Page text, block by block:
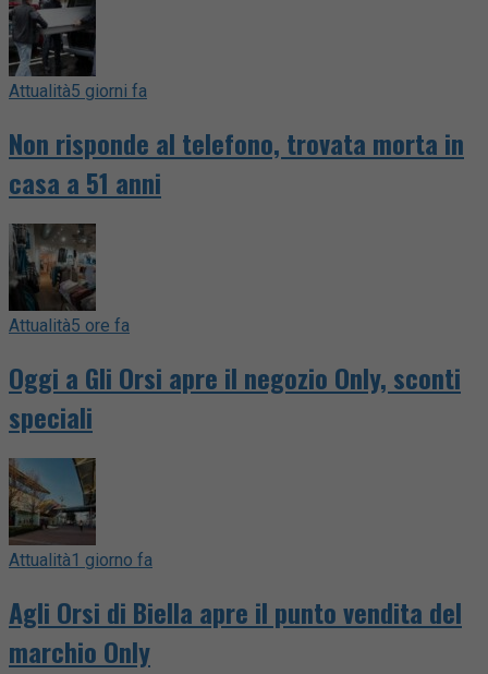
Attualità5 giorni fa
Non risponde al telefono, trovata morta in
casa a 51 anni
Attualità5 ore fa
Oggi a Gli Orsi apre il negozio Only, sconti
speciali
Attualità1 giorno fa
Agli Orsi di Biella apre il punto vendita del
marchio Only